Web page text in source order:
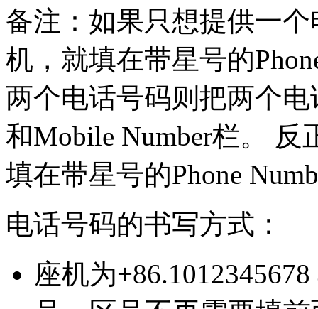
备注：如果只想提供一
机，就填在带星号的
两个电话号码则把两个电
和Mobile Number栏。
填在带星号的Phone
电话号码的书写方式：
座机为